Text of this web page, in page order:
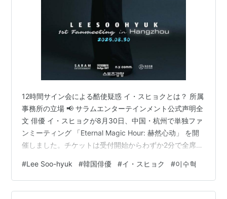
12時間サイン会による酷使疑惑 イ・スヒョクとは？ 所属
事務所の立場 📢 サラムエンターテインメント公式声明全
文 俳優 イ・スヒョクが8月30日、中国・杭州で単独ファ
ンミーティング 「Eternal Magic Hour: 赫然心动」 を開
催しました。チケットは受付開始からわずか2分で全席完
外の論争が巻き起こりました。 12時間サイン会による酷
使疑惑 当初は約6時間半で予定されていたファンミーテ
ィングが、なんと 12時間に延長されたと台湾有力メディ
#Lee Soo-hyuk #韓国俳優 #イ・スヒョク #이수혁